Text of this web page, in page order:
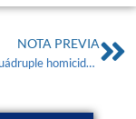
NOTA PREVIA
Quién es el cuádruple homicida que negocia con el gobierno nacional en nombre de los presos de la cárcel de Villa Devoto